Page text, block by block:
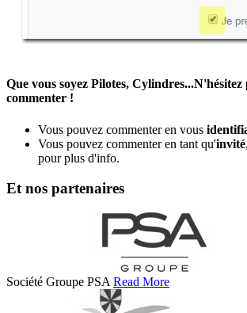
Que vous soyez Pilotes, Cylindres...N'hésitez
commenter !
Vous pouvez commenter en vous
Vous pouvez commenter en tant qu'invité
pour plus d'info.
Et nos partenaires
Société Groupe PSA Read More